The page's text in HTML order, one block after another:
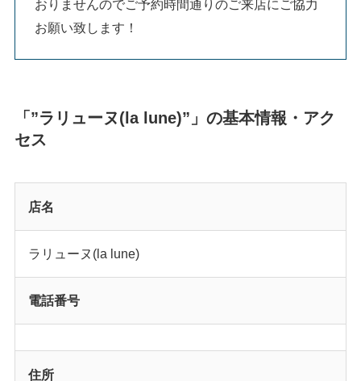
おりませんのでご予約時間通りのご来店にご協力
お願い致します！
「”ラリューヌ(la lune)”」の基本情報・アク
セス
店名
ラリューヌ(la lune)
電話番号
住所